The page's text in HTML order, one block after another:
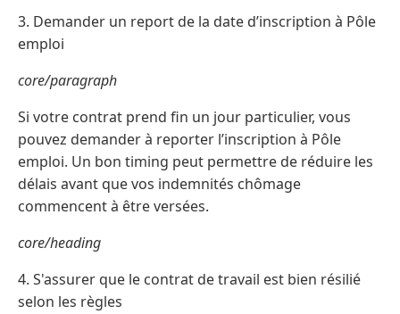
3. Demander un report de la date d’inscription à Pôle
emploi
core/paragraph
Si votre contrat prend fin un jour particulier, vous
pouvez demander à reporter l’inscription à Pôle
emploi. Un bon timing peut permettre de réduire les
délais avant que vos indemnités chômage
commencent à être versées.
core/heading
4. S'assurer que le contrat de travail est bien résilié
selon les règles